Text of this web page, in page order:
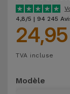
OnePlus
Google
Jeux
Voir
tout
Ecouteurs
et
Enceintes
Montres
4,8/5 | 94 245
TVA incluse
Modèle